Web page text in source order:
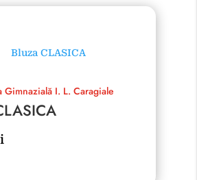
Gimnazială I. L. Caragiale